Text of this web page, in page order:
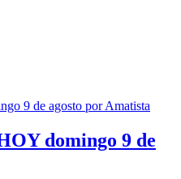
domingo 9 de